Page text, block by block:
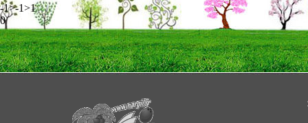
-1>-1>1
0